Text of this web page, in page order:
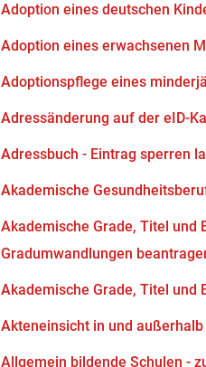
Adoption eines deutschen
Adoption eines erwachsenen
Adoptionspflege eines
Adressänderung auf der eID-
Adressbuch - Eintrag sperren
Akademische
Akademische Grade, Titel und
Gradumwandlungen
Akademische Grade, Titel und
Akteneinsicht in und
Allgemein bildende Schulen -